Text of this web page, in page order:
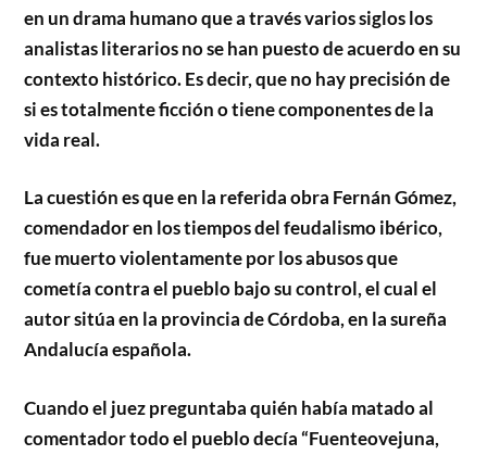
en un drama humano que a través varios siglos los
analistas literarios no se han puesto de acuerdo en su
contexto histórico. Es decir, que no hay precisión de
si es totalmente ficción o tiene componentes de la
vida real.
La cuestión es que en la referida obra Fernán Gómez,
comendador en los tiempos del feudalismo ibérico,
fue muerto violentamente por los abusos que
cometía contra el pueblo bajo su control, el cual el
autor sitúa en la provincia de Córdoba, en la sureña
Andalucía española.
Cuando el juez preguntaba quién había matado al
comentador todo el pueblo decía “Fuenteovejuna,